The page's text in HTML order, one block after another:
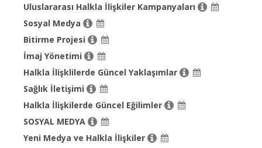
Uluslararası Halkla İlişkiler Kampanyaları
Sosyal Medya
Bitirme Projesi
İmaj Yönetimi
Halkla İlişklilerde Güncel Yaklaşımlar
Sağlık İletişimi
Halkla İlişkilerde Güncel Eğilimler
SOSYAL MEDYA
Yeni Medya ve Halkla İlişkiler